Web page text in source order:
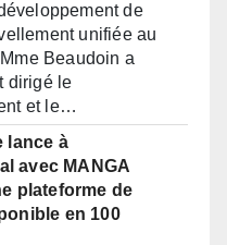
de
unifiée au
Beaudoin a
dirigé le
et le…
lance à
avec MANGA
plateforme de
en 100